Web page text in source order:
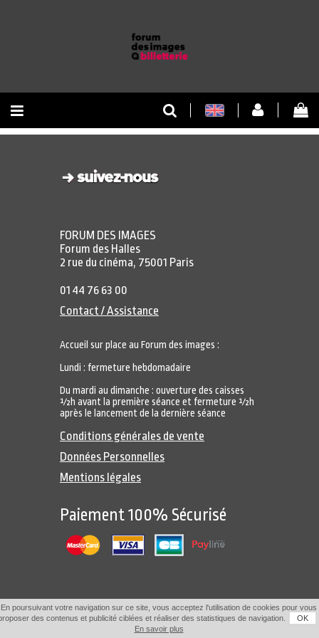
RETOUR À L'ACCUEIL
RETOUR AU SITE
FORUM DES IMAGES
Forum des Halles
2 rue du cinéma, 75001 Paris
01 44 76 63 00
Contact / Assistance
Accueil sur place au Forum des images :
Lundi : fermeture hebdomadaire
Du mardi au dimanche : ouverture des caisses
½h avant la première séance et fermeture ½h
après le lancement de la dernière séance
Conditions générales de vente
Données Personnelles
Mentions légales
Paiement 100% Sécurisé
En poursuivant votre navigation sur ce site, vous acceptez l'utilisation de cookies pour vous
des contenus et publicité ciblées et réaliser des statistiques de navigation.
OK
En savoir plus